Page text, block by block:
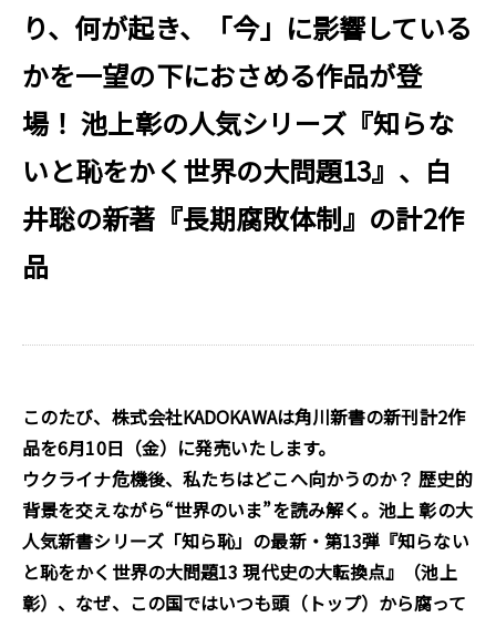
り、何が起き、「今」に影響している
かを一望の下におさめる作品が登
場！ 池上彰の人気シリーズ『知らな
いと恥をかく世界の大問題13』、白
井聡の新著『長期腐敗体制』の計2作
品
このたび、株式会社KADOKAWAは角川新書の新刊計2作
品を6月10日（金）に発売いたします。
ウクライナ危機後、私たちはどこへ向かうのか？ 歴史的
背景を交えながら“世界のいま”を読み解く。池上 彰の大
人気新書シリーズ「知ら恥」の最新・第13弾『知らない
と恥をかく世界の大問題13 現代史の大転換点』
（池上
彰）、なぜ、この国ではいつも頭（トップ）から腐って